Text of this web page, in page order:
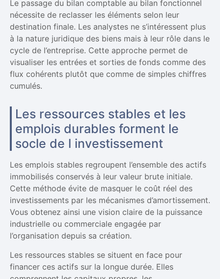
Le passage du bilan comptable au bilan fonctionnel
nécessite de reclasser les éléments selon leur
destination finale. Les analystes ne s’intéressent plus
à la nature juridique des biens mais à leur rôle dans le
cycle de l’entreprise. Cette approche permet de
visualiser les entrées et sorties de fonds comme des
flux cohérents plutôt que comme de simples chiffres
cumulés.
Les ressources stables et les
emplois durables forment le
socle de l investissement
Les emplois stables regroupent l’ensemble des actifs
immobilisés conservés à leur valeur brute initiale.
Cette méthode évite de masquer le coût réel des
investissements par les mécanismes d’amortissement.
Vous obtenez ainsi une vision claire de la puissance
industrielle ou commerciale engagée par
l’organisation depuis sa création.
Les ressources stables se situent en face pour
financer ces actifs sur la longue durée. Elles